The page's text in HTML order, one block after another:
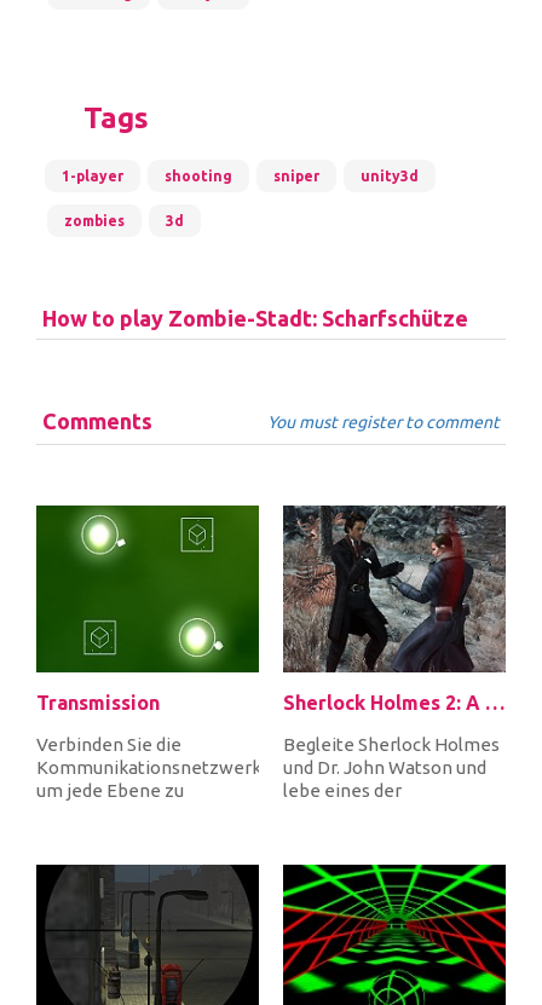
Tags
1-player shooting sniper unity3d
zombies 3d
How to play Zombie-Stadt: Scharfschütze
Comments You must register to comment
Transmission
Verbinden Sie die
Kommunikationsnetzwerke,
um jede Ebene zu
Sherlock Holmes 2: A Game of Shadows Checkmate
Begleite Sherlock Holmes
und Dr. John Watson und
lebe eines der